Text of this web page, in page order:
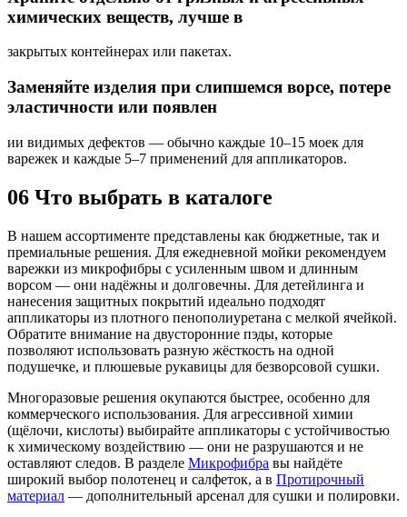
химических веществ, лучше в
закрытых контейнерах или пакетах.
Заменяйте изделия при слипшемся ворсе, потере
эластичности или появлен
ии видимых дефектов — обычно каждые 10–15 моек для
варежек и каждые 5–7 применений для аппликаторов.
06 Что выбрать в каталоге
В нашем ассортименте представлены как бюджетные, так и
премиальные решения. Для ежедневной мойки рекомендуем
варежки из микрофибры с усиленным швом и длинным
ворсом — они надёжны и долговечны. Для детейлинга и
нанесения защитных покрытий идеально подходят
аппликаторы из плотного пенополиуретана с мелкой ячейкой.
Обратите внимание на двусторонние пэды, которые
позволяют использовать разную жёсткость на одной
подушечке, и плюшевые рукавицы для безворсовой сушки.
Многоразовые решения окупаются быстрее, особенно для
коммерческого использования. Для агрессивной химии
(щёлочи, кислоты) выбирайте аппликаторы с устойчивостью
к химическому воздействию — они не разрушаются и не
оставляют следов. В разделе Микрофибра вы найдёте
широкий выбор полотенец и салфеток, а в Протирочный
материал — дополнительный арсенал для сушки и полировки.